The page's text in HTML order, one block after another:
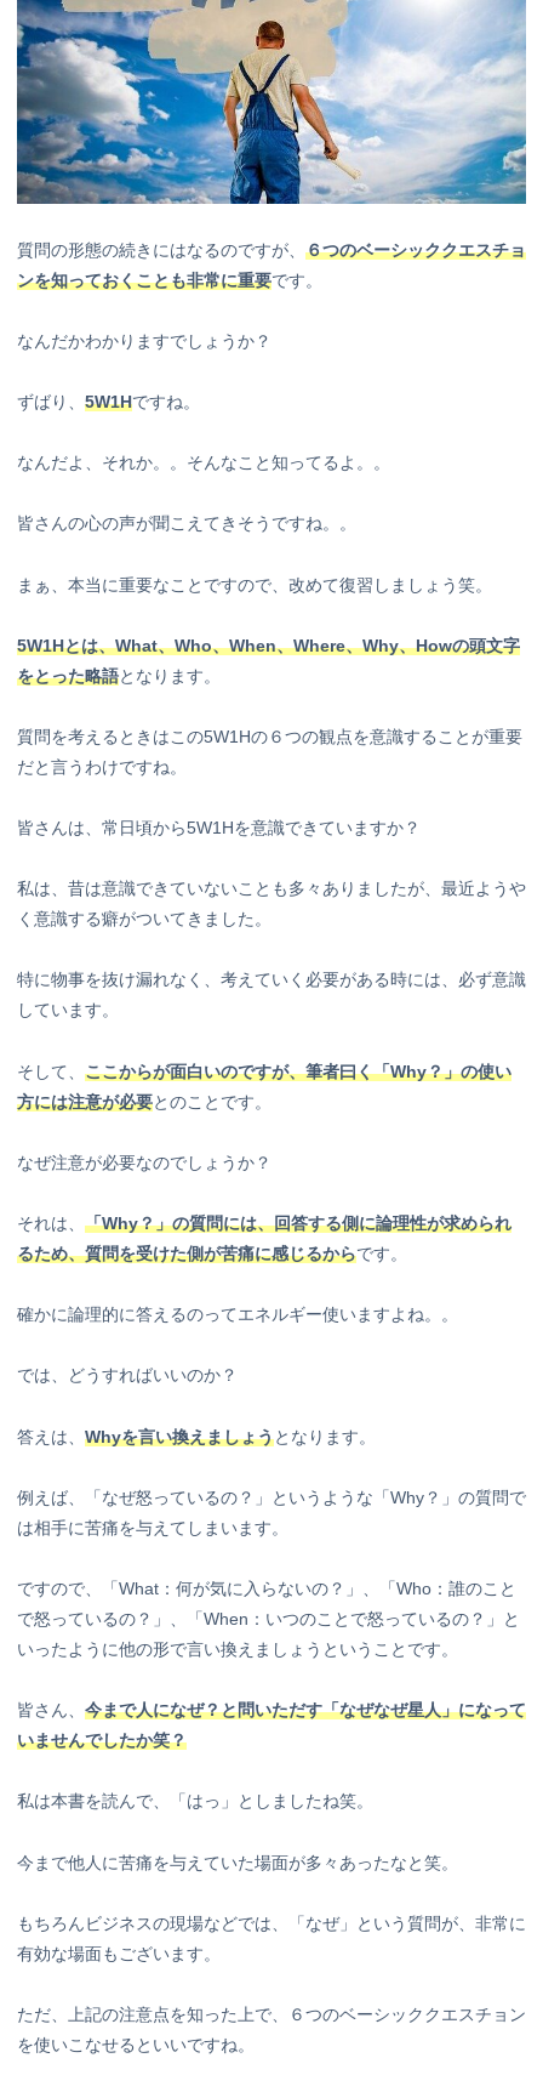
質問の形態の続きにはなるのですが、 ６つのベーシッククエスチョ
ンを知っておくことも非常に重要です。
なんだかわかりますでしょうか？
ずばり、 5W1Hですね。
なんだよ、それか。。そんなこと知ってるよ。。
皆さんの心の声が聞こえてきそうですね。。
まぁ、本当に重要なことですので、改めて復習しましょう笑。
5W1Hとは、What、Who、When、Where、Why、Howの頭文字
をとった略語となります。
質問を考えるときはこの5W1Hの６つの観点を意識することが重要
だと言うわけですね。
皆さんは、常日頃から5W1Hを意識できていますか？
私は、昔は意識できていないことも多々ありましたが、最近ようや
く意識する癖がついてきました。
特に物事を抜け漏れなく、考えていく必要がある時には、必ず意識
しています。
そして、 ここからが面白いのですが、筆者曰く「Why？」の使い
方には注意が必要とのことです。
なぜ注意が必要なのでしょうか？
それは、 「Why？」の質問には、回答する側に論理性が求められ
るため、質問を受けた側が苦痛に感じるからです。
確かに論理的に答えるのってエネルギー使いますよね。。
では、どうすればいいのか？
答えは、 Whyを言い換えましょうとなります。
例えば、「なぜ怒っているの？」というような「Why？」の質問で
は相手に苦痛を与えてしまいます。
ですので、「What：何が気に入らないの？」、「Who：誰のこと
で怒っているの？」、「When：いつのことで怒っているの？」と
いったように他の形で言い換えましょうということです。
皆さん、 今まで人になぜ？と問いただす「なぜなぜ星人」になって
いませんでしたか笑？
私は本書を読んで、「はっ」としましたね笑。
今まで他人に苦痛を与えていた場面が多々あったなと笑。
もちろんビジネスの現場などでは、「なぜ」という質問が、非常に
有効な場面もございます。
ただ、上記の注意点を知った上で、６つのベーシッククエスチョン
を使いこなせるといいですね。